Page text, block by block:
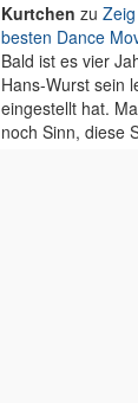
Kurtchen zu
besten Dance
Bald ist es vier
Hans-Wurst sein
eingestellt hat.
noch Sinn, diese